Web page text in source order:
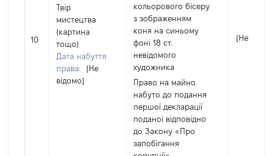
10
Твір
мистецтва
(картина
тощо)
Дата набуття
права:
[Не
відомо]
кольорового бісеру
з зображенням
коня на синьому
фоні 18 ст.
невідомого
художника
Право на майно
набуто до подання
першої декларації
поданої відповідно
до Закону «Про
запобігання
[Не